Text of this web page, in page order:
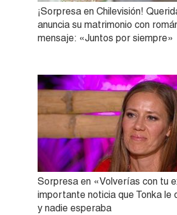
¡Sorpresa en Chilevisión!
anuncia su matrimonio con
mensaje: «Juntos por siempre»
Sorpresa en «Volverías con tu
importante noticia que Tonka le
y nadie esperaba